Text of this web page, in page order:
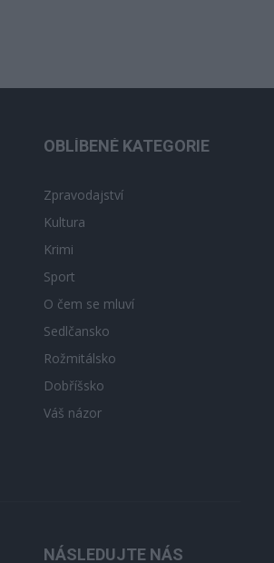
OBLÍBENÉ KATEGORIE
Zpravodajství
Kultura
Krimi
Sport
O čem se mluví
Sedlčansko
Rožmitálsko
Dobříšsko
Váš názor
NÁSLEDUJTE NÁS